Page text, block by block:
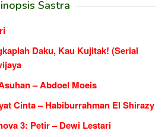
Sastra
Daku, Kau Kujitak! (Serial
– Abdoel Moeis
Cinta – Habiburrahman El Shirazy
3: Petir – Dewi Lestari